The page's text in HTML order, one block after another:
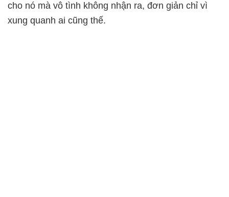
cho nó mà vô tình không nhận ra, đơn giản chỉ vì
xung quanh ai cũng thế.